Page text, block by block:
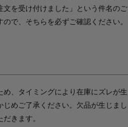
文を受け付けました」という件名のご
で、そちらを必ずご確認ください。
、タイミングにより在庫にズレが生
じめご了承ください。欠品が生じまし
きます。